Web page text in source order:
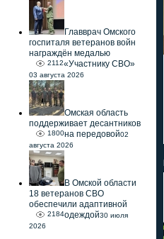
Главврач Омского
госпиталя ветеранов войн
награждён медалью
«Участнику СВО»
2112
03 августа 2026
Омская область
поддерживает десантников
на передовой
1800
02
августа 2026
В Омской области
18 ветеранов СВО
обеспечили адаптивной
одеждой
2184
30 июля
2026